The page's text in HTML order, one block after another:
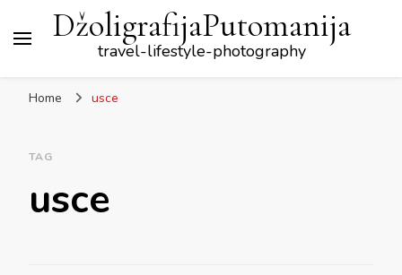
DžoligrafijaPutomanija
travel-lifestyle-photography
Home usce
TAG
usce